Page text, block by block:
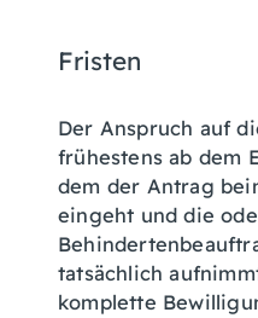
Fristen
Der Anspruch auf
frühestens ab dem
dem der Antrag
eingeht und die
tatsächlich
komplette